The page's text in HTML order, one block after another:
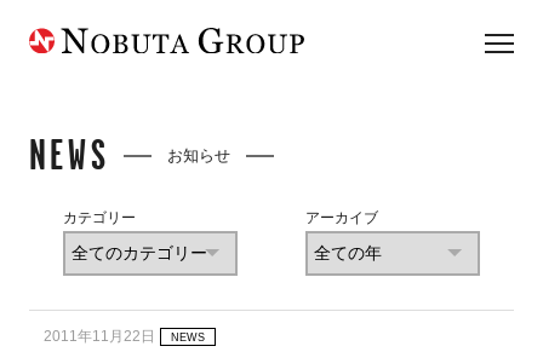
NEWS お知らせ
カテゴリー アーカイブ
2011年11月22日 NEWS